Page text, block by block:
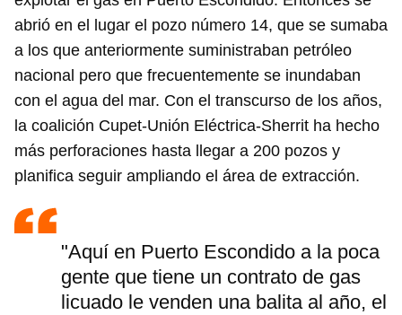
abrió en el lugar el pozo número 14, que se sumaba
a los que anteriormente suministraban petróleo
nacional pero que frecuentemente se inundaban
con el agua del mar. Con el transcurso de los años,
la coalición Cupet-Unión Eléctrica-Sherrit ha hecho
más perforaciones hasta llegar a 200 pozos y
planifica seguir ampliando el área de extracción.
"Aquí en Puerto Escondido a la poca
gente que tiene un contrato de gas
licuado le venden una balita al año, el